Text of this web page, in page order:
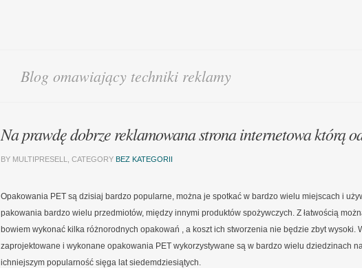
Blog omawiający techniki reklamy
Na prawdę dobrze reklamowana strona internetowa którą
BY MULTIPRESELL, CATEGORY BEZ KATEGORII
Opakowania PET są dzisiaj bardzo popularne, można je spotkać w bardzo wielu miejscach i
pakowania bardzo wielu przedmiotów, między innymi produktów spożywczych. Z łatwością
bowiem wykonać kilka różnorodnych opakowań , a koszt ich stworzenia nie będzie zbyt wysoki.
zaprojektowane i wykonane opakowania PET wykorzystywane są w bardzo wielu dziedzinach
ichniejszym popularność sięga lat siedemdziesiątych.